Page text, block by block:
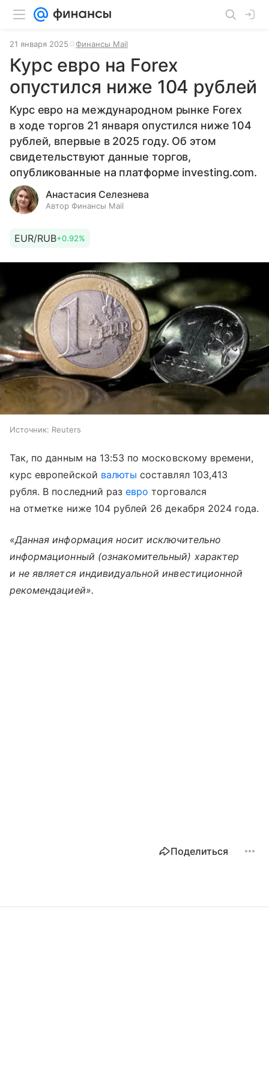
21 января 2025 Финансы Mail
Курс евро на Forex
опустился ниже 104 рублей
Курс евро на международном рынке Forex
в ходе торгов 21 января опустился ниже 104
рублей, впервые в 2025 году. Об этом
свидетельствуют данные торгов,
опубликованные на платформе investing.com.
Анастасия Селезнева
Автор Финансы Mail
EUR/RUB+0.92%
Источник: Reuters
Так, по данным на 13:53 по московскому времени,
курс европейской валюты составлял 103,413
рубля. В последний разевро торговался
на отметке ниже 104 рублей 26 декабря 2024 года.
«Данная информация носит исключительно
информационный (ознакомительный) характер
и не является индивидуальной инвестиционной
рекомендацией».
Поделиться